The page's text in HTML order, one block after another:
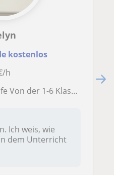
kostenlos
h
der 1-6 Klasse an
Ich weis, wie
dem Unterricht